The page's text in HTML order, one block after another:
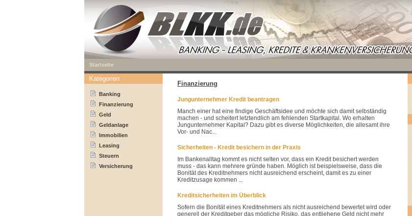
Startseite
Finanzierung
Jungunternehmer Kredit beantragen
Manch einer hat eine findige Geschäftsidee und möchte sich damit selbständig
machen - und scheitert letztendlich am fehlenden Startkapital. Wo erhalten
Jungunternehmer Kapital? Dazu gibt es diverse Möglichkeiten, die allesamt ihre
Vor- und Nac...
Sicherheiten - Kredit besichern in der Praxis
Im Bankenalltag kommt es nicht selten vor, dass ein Kredit besichert werden
muss - das kann mehrere gründe haben. Möglich ist beispielsweise, dass die
Bonität des Kreditnehmers nicht ausreichend erscheint, damit es zu einer
Kreditzusage kommen ...
Kreditsicherheiten im Überblick
Sofern die Bonität eines Kreditnehmers als nicht ausreichend bewertet wird oder
generell der Kreditgeber das mögliche Risiko, das entliehene Geld nicht mehr
Kategorien
Banking
Finanzierung
Geld
Geldanlage
Immobilien
Leasing
Steuern
Versicherung